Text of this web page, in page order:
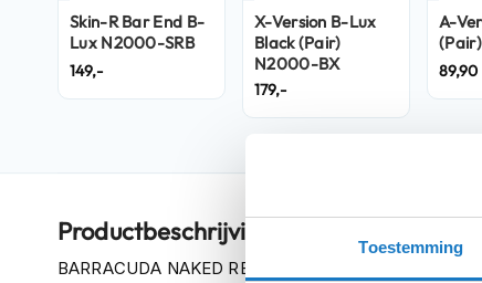
Toestemming
Systeemhelmen
Jethelmen
Integraalhelmen
Fietshelmen
accessoires
Vizieren
Skin-R Bar End B-
Lux N2000-SRB
149,-
X-Version B-Lux
Black (Pair)
N2000-BX
179,-
A-
89,90
Productbeschrijving
BARRACUDA NAKED REAR-VIEW MIRRORS with